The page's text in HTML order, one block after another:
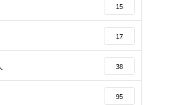
15
17
38
95